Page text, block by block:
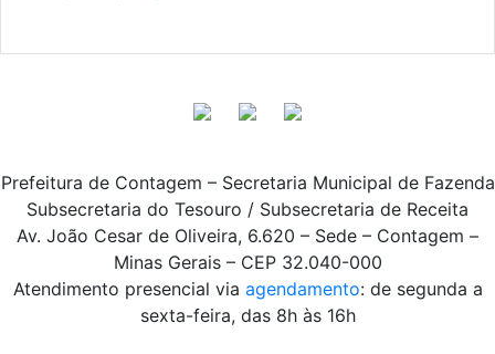
Prefeitura de Contagem – Secretaria Municipal de Fazenda
Subsecretaria do Tesouro / Subsecretaria de Receita
Av. João Cesar de Oliveira, 6.620 – Sede – Contagem –
Minas Gerais – CEP 32.040-000
Atendimento presencial via agendamento: de segunda a
sexta-feira, das 8h às 16h